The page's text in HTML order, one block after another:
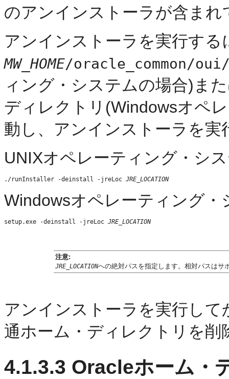
のアンインストーラが含まれ
アンインストーラを実行する
MW_HOME/oracle_common/
ィング・システムの場合)ま
ディレクトリ(Windowsオペ
動し、アンインストーラを実
UNIXオペレーティング・シ
./runInstaller -deinstall -jreLoc JRE_LOCATION
Windowsオペレーティング・
setup.exe -deinstall -jreLoc JRE_LOCATION
注意:
JRE_LOCATIONへの絶対パスを指定します。相対パスはサ
アンインストーラを実行して
通ホーム・ディレクトリを削
4.1.3.3 Oracleホーム・